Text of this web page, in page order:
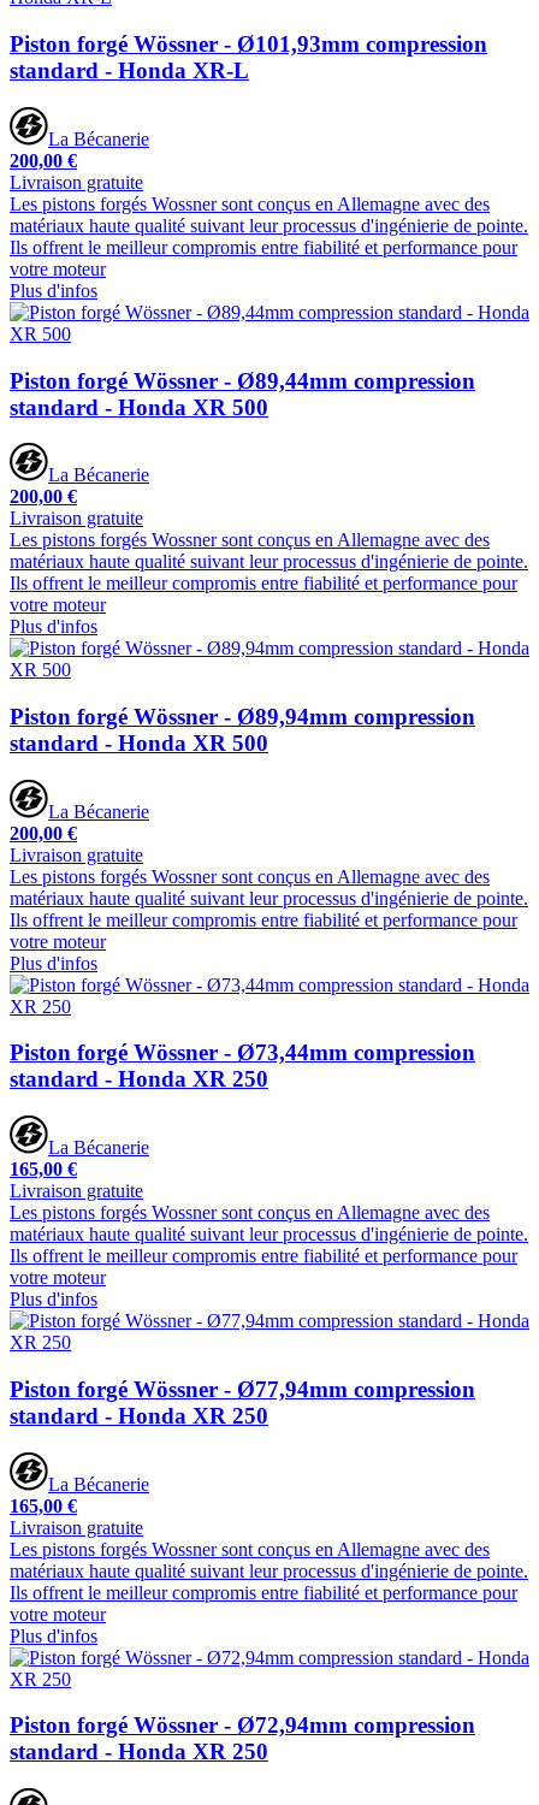
Piston forgé Wössner - Ø101,93mm compression
standard - Honda XR-L
La Bécanerie
200,00 €
Livraison gratuite
Les pistons forgés Wossner sont conçus en Allemagne avec des
matériaux haute qualité suivant leur processus d'ingénierie de pointe.
Ils offrent le meilleur compromis entre fiabilité et performance pour
votre moteur
Plus d'infos
Piston forgé Wössner - Ø89,44mm compression
standard - Honda XR 500
La Bécanerie
200,00 €
Livraison gratuite
Les pistons forgés Wossner sont conçus en Allemagne avec des
matériaux haute qualité suivant leur processus d'ingénierie de pointe.
Ils offrent le meilleur compromis entre fiabilité et performance pour
votre moteur
Plus d'infos
Piston forgé Wössner - Ø89,94mm compression
standard - Honda XR 500
La Bécanerie
200,00 €
Livraison gratuite
Les pistons forgés Wossner sont conçus en Allemagne avec des
matériaux haute qualité suivant leur processus d'ingénierie de pointe.
Ils offrent le meilleur compromis entre fiabilité et performance pour
votre moteur
Plus d'infos
Piston forgé Wössner - Ø73,44mm compression
standard - Honda XR 250
La Bécanerie
165,00 €
Livraison gratuite
Les pistons forgés Wossner sont conçus en Allemagne avec des
matériaux haute qualité suivant leur processus d'ingénierie de pointe.
Ils offrent le meilleur compromis entre fiabilité et performance pour
votre moteur
Plus d'infos
Piston forgé Wössner - Ø77,94mm compression
standard - Honda XR 250
La Bécanerie
165,00 €
Livraison gratuite
Les pistons forgés Wossner sont conçus en Allemagne avec des
matériaux haute qualité suivant leur processus d'ingénierie de pointe.
Ils offrent le meilleur compromis entre fiabilité et performance pour
votre moteur
Plus d'infos
Piston forgé Wössner - Ø72,94mm compression
standard - Honda XR 250